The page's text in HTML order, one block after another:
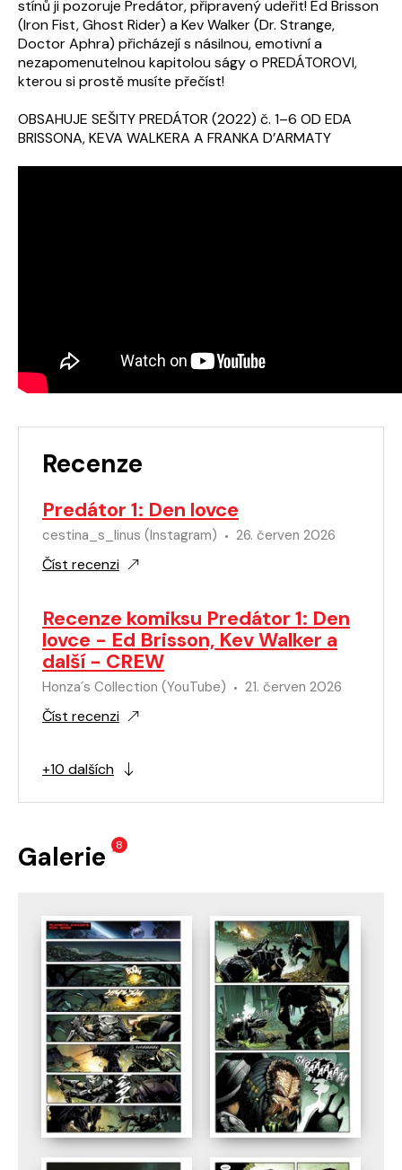
stínů ji pozoruje Predátor, připravený udeřit! Ed Brisson
(Iron Fist, Ghost Rider) a Kev Walker (Dr. Strange,
Doctor Aphra) přicházejí s násilnou, emotivní a
nezapomenutelnou kapitolou ságy o PREDÁTOROVI,
kterou si prostě musíte přečíst!
OBSAHUJE SEŠITY PREDÁTOR (2022) č. 1–6 OD EDA
BRISSONA, KEVA WALKERA A FRANKA D’ARMATY
Recenze
Predátor 1: Den lovce
cestina_s_linus (Instagram) 26. červen 2026
Číst recenzi
Recenze komiksu Predátor 1: Den
lovce - Ed Brisson, Kev Walker a
další - CREW
Honza´s Collection (YouTube) 21. červen 2026
Číst recenzi
+10 dalších
Galerie 8